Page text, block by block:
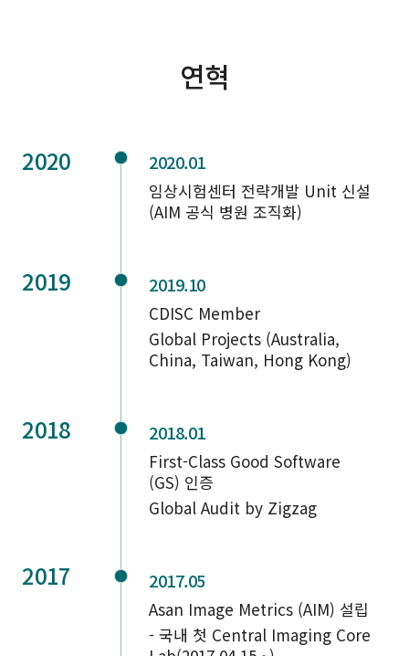
연혁
2020 2020.01
임상시험센터 전략개발 Unit 신설
(AIM 공식 병원 조직화)
2019 2019.10
CDISC Member
Global Projects (Australia,
China, Taiwan, Hong Kong)
2018 2018.01
First-Class Good Software
(GS) 인증
Global Audit by Zigzag
2017 2017.05
Asan Image Metrics (AIM) 설립
- 국내 첫 Central Imaging Core